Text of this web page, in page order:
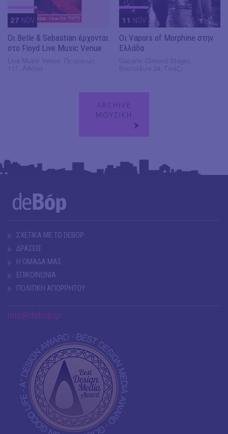
27 NOV
Οι Belle & Sebastian έρχονται
στο Floyd Live Music Venue
11 NOV
Οι Vapors of Morphine στην
Ελλάδα
ARCHIVE
ΜΟΥΣΙΚΗ
ΣΧΕΤΙΚΑ ΜΕ ΤΟ DEBOP
ΔΡΑΣΕΙΣ
Η ΟΜΑΔΑ ΜΑΣ
ΕΠΙΚΟΙΝΩΝΙΑ
ΠΟΛΙΤΙΚΗ ΑΠΟΡΡΗΤΟΥ
info@debop.gr